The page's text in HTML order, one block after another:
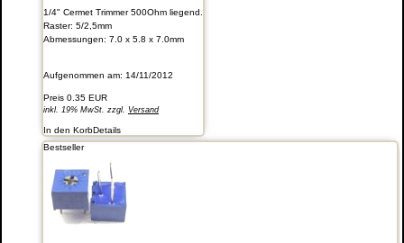
1/4" Cermet Trimmer 500Ohm liegend.
Raster: 5/2,5mm
Abmessungen: 7.0 x 5.8 x 7.0mm
Aufgenommen am: 14/11/2012
Preis 0.35 EUR
inkl. 19% MwSt. zzgl. Versand
In den KorbDetails
Bestseller